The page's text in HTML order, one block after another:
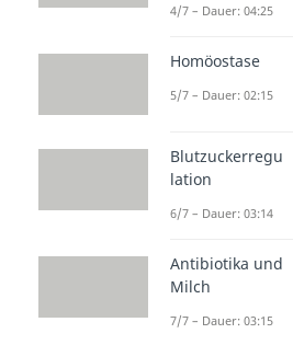
4/7 – Dauer: 04:25
Homöostase
5/7 – Dauer: 02:15
Blutzuckerregu
lation
6/7 – Dauer: 03:14
Antibiotika und
Milch
7/7 – Dauer: 03:15